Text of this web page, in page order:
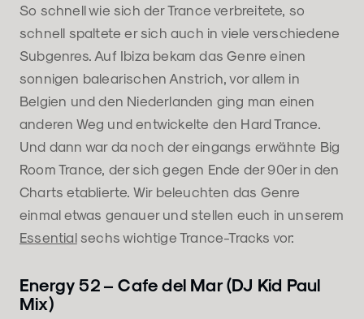
So schnell wie sich der Trance verbreitete, so
schnell spaltete er sich auch in viele verschiedene
Subgenres. Auf Ibiza bekam das Genre einen
sonnigen balearischen Anstrich, vor allem in
Belgien und den Niederlanden ging man einen
anderen Weg und entwickelte den Hard Trance.
Und dann war da noch der eingangs erwähnte Big
Room Trance, der sich gegen Ende der 90er in den
Charts etablierte. Wir beleuchten das Genre
einmal etwas genauer und stellen euch in unserem
Essentialsechs wichtige Trance-Tracks vor:
Energy 52 – Cafe del Mar (DJ Kid Paul
Mix)